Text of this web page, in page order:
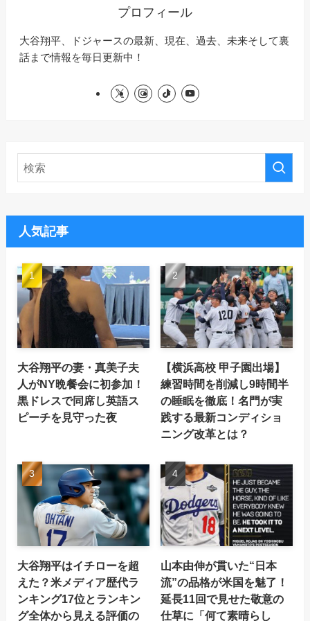
プロフィール
大谷翔平、ドジャースの最新、現在、過去、未来そして裏
話まで情報を毎日更新中！
人気記事
大谷翔平の妻・真美子夫
人がNY晩餐会に初参加！
黒ドレスで同席し英語ス
ピーチを見守った夜
【横浜高校 甲子園出場】
練習時間を削減し9時間半
の睡眠を徹底！名門が実
践する最新コンディショ
ニング改革とは？
大谷翔平はイチローを超
えた？米メディア歴代ラ
ンキング17位とランキン
グ全体から見える評価の
山本由伸が貫いた“日本
流”の品格が米国を魅了！
延長11回で見せた敬意の
仕草に「何て素晴らし